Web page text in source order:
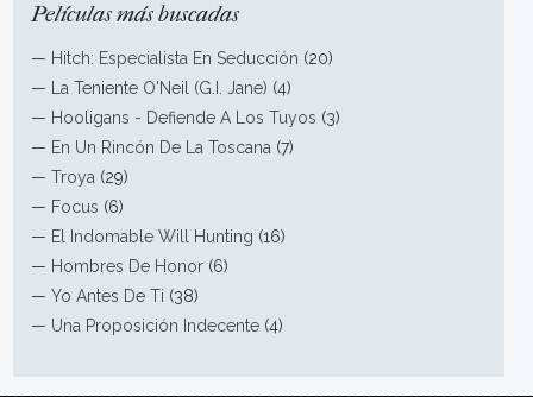
Películas más buscadas
— Hitch: Especialista En Seducción (20)
—
La Teniente O'Neil (G.I. Jane) (4)
— Hooligans - Defiende A Los Tuyos (3)
— En Un Rincón De La Toscana (7)
—Troya (29)
— Focus (6)
— El Indomable Will Hunting (16)
— Hombres De Honor (6)
—Yo Antes De Ti (38)
— Una Proposición Indecente (4)